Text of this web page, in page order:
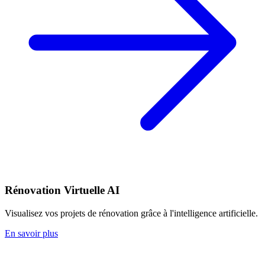
Rénovation Virtuelle AI
Visualisez vos projets de rénovation grâce à l'intelligence artificielle.
En savoir plus